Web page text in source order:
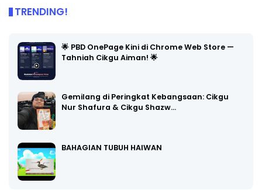
TRENDING!
🌟 PBD OnePage Kini di Chrome Web Store —
Tahniah Cikgu Aiman! 🌟
Gemilang di Peringkat Kebangsaan: Cikgu
Nur Shafura & Cikgu Shazw…
BAHAGIAN TUBUH HAIWAN